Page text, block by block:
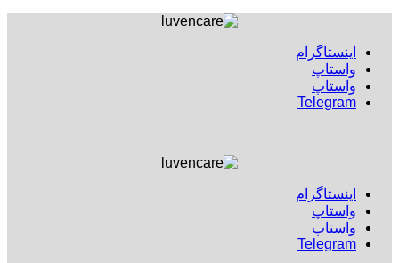
اينستاگرام
واستاپ
واستاپ
Telegram
اينستاگرام
واستاپ
واستاپ
Telegram